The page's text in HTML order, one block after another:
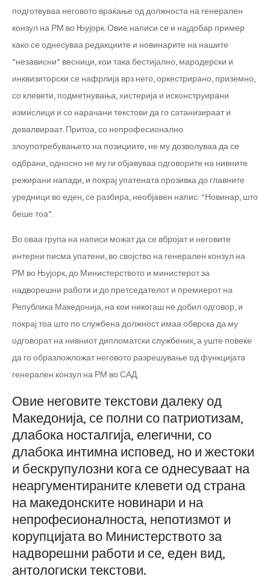
подготвуваа неговото враќање од должноста на генерален
конзул на РМ во Њујорк. Овие написи се и најдобар пример
како се однесуваа редакциите и новинарите на нашите
“независни” весници, кои така бестијално, мародерски и
инквизиторски се нафрлија врз него, оркестрирано, приземно,
со клевети, подметнувања, хистерија и исконструирани
измислици и со нарачани текстови да го сатанизираат и
девалвираат. Притоа, со непрофесионално
злоупотребувањето на позициите, не му дозволуваа да се
одбрани, односно не му ги објавуваа одговорите на нивните
режирани напади, и покрај упатената прозивка до главните
уредници во еден, се разбира, необјавен напис: “Новинар, што
беше тоа”.
Во оваа група на написи можат да се вбројат и неговите
интерни писма упатени, во својство на генерален конзул на
РМ во Њујорк, до Министерството и министерот за
надворешни работи и до претседателот и премиерот на
Република Македонија, на кои никогаш не добил одговор, и
покрај тоа што по службена должност имаа обврска да му
одговорат на нивниот дипломатски службеник, а уште повеќе
да го образложложат неговото разрешување од функцијата
генерален конзул на РМ во САД.
Овие неговите текстови далеку од
Македонија, се полни со патриотизам,
длабока носталгија, елегични, со
длабока интимна исповед, но и жестоки
и бескрупулозни кога се однесуваат на
неаргументираните клевети од страна
на македонските новинари и на
непрофесионалноста, непотизмот и
корупцијата во Министерството за
надворешни работи и се, еден вид,
антологиски текстови.